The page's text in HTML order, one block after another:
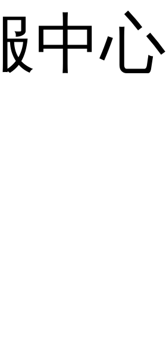
中心